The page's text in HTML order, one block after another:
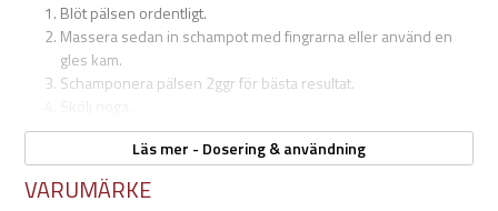
Blöt pälsen ordentligt.
Massera sedan in schampot med fingrarna eller använd en
gles kam.
Schamponera pälsen 2ggr för bästa resultat.
Använd gärna ettbalsamför bästa resultat.
Torka hunden ordentligt och håll den borta från drag och kyla
så länge pälsen är våt.
Läs mer - Dosering & användning
VARUMÄRKE